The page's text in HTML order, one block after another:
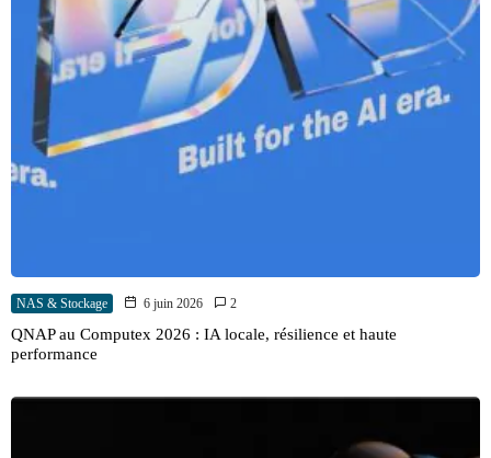
NAS & Stockage 6 juin 2026 2
QNAP au Computex 2026 : IA locale, résilience et haute
performance